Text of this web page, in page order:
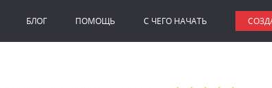
БЛОГ ПОМОЩЬ C ЧЕГО НАЧАТЬ